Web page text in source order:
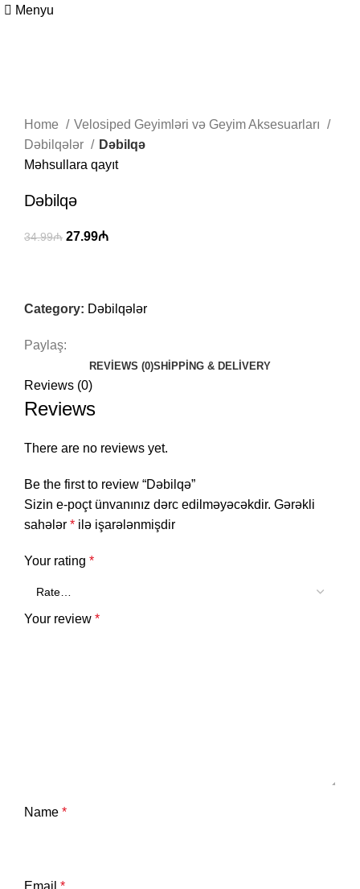
Menyu
Home
Velosiped Geyimləri və Geyim Aksesuarları
Dəbilqələr
Dəbilqə
Məhsullara qayıt
Dəbilqə
34.99₼ 27.99₼
Category: Dəbilqələr
Paylaş:
REVIEWS (0)SHIPPING & DELIVERY
Reviews (0)
Reviews
There are no reviews yet.
Be the first to review “Dəbilqə”
Sizin e-poçt ünvanınız dərc edilməyəcəkdir. Gərəkli
sahələr * ilə işarələnmişdir
Your rating *
Your review *
Name *